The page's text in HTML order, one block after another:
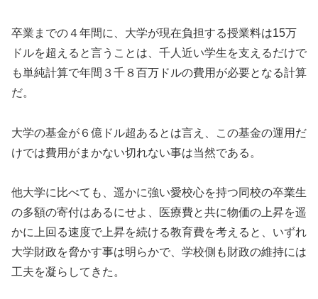
卒業までの４年間に、大学が現在負担する授業料は15万
ドルを超えると言うことは、千人近い学生を支えるだけで
も単純計算で年間３千８百万ドルの費用が必要となる計算
だ。
大学の基金が６億ドル超あるとは言え、この基金の運用だ
けでは費用がまかない切れない事は当然である。
他大学に比べても、遥かに強い愛校心を持つ同校の卒業生
の多額の寄付はあるにせよ、医療費と共に物価の上昇を遥
かに上回る速度で上昇を続ける教育費を考えると、いずれ
大学財政を脅かす事は明らかで、学校側も財政の維持には
工夫を凝らしてきた。